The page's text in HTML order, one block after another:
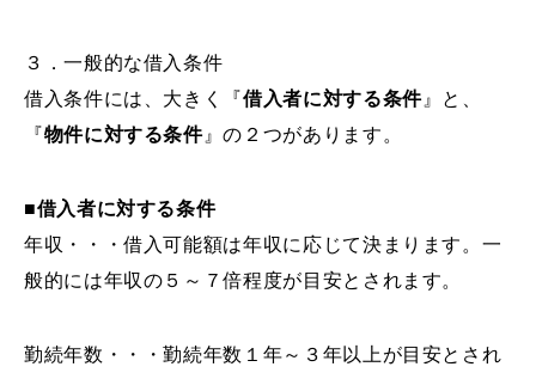
３．一般的な借入条件
借入条件には、大きく『借入者に対する条件』と、
『物件に対する条件』の２つがあります。
■借入者に対する条件
年収・・・借入可能額は年収に応じて決まります。一
般的には年収の５～７倍程度が目安とされます。
勤続年数・・・勤続年数１年～３年以上が目安とされ